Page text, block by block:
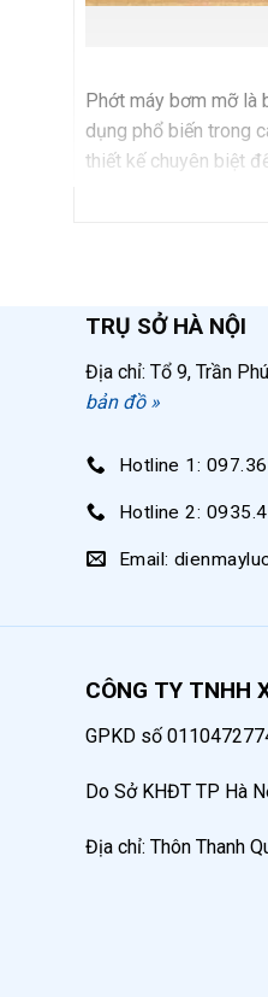
Phớt máy bơm mỡ là
dụng phổ biến trong
thiết kế chuyên biệt
Tạo áp lực
Ngăn chặn
Duy trì hiệu
Khi phớt bị hư hỏng,
TRỤ SỞ HÀ NỘI
Địa chỉ: Tổ 9, Trần
bản đồ »
Hotline 1:
Hotline 2:
Email:
CÔNG TY TNHH
GPKD số
Do Sở KHĐT TP Hà
Địa chỉ: Thôn Thanh